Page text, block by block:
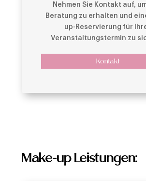
Nehmen Sie Kontakt auf,
Beratung zu erhalten und
up-Reservierung für
Veranstaltungstermin zu
Kontakt
Make-up Leistungen: